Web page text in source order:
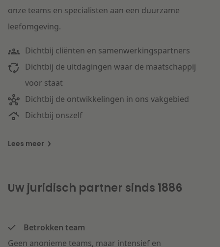
onze teams en specialisten aan een duurzame
leefomgeving.
Dichtbij cliënten en samenwerkingspartners
Dichtbij de uitdagingen waar de maatschappij
voor staat
Dichtbij de ontwikkelingen in ons vakgebied
Dichtbij onszelf
Lees meer
Uw juridisch partner sinds 1886
Betrokken team
Geen anonieme teams, maar intensief en